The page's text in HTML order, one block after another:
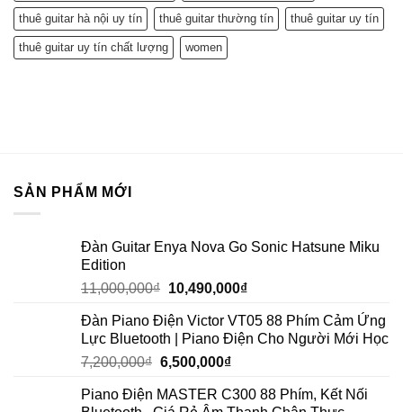
thuê guitar hà nội uy tín thuê guitar thường tín thuê guitar uy tín
thuê guitar uy tín chất lượng women
SẢN PHẨM MỚI
Đàn Guitar Enya Nova Go Sonic Hatsune Miku
Edition
11,000,000₫ 10,490,000₫
Đàn Piano Điện Victor VT05 88 Phím Cảm Ứng
Lực Bluetooth | Piano Điện Cho Người Mới Học
7,200,000₫ 6,500,000₫
Piano Điện MASTER C300 88 Phím, Kết Nối